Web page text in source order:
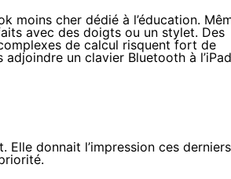
moins cher dédié à l’éducation.
avec des doigts ou un stylet. Des
de calcul risquent fort de
un clavier Bluetooth à l’iPad
. Elle donnait l’impression ces derniers